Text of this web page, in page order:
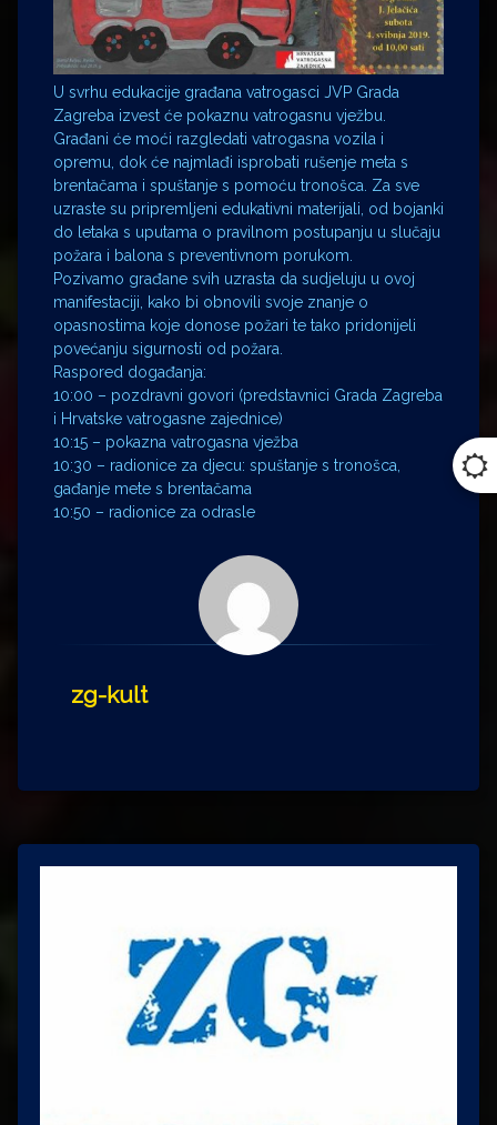
U svrhu edukacije građana vatrogasci JVP Grada
Zagreba izvest će pokaznu vatrogasnu vježbu.
Građani će moći razgledati vatrogasna vozila i
opremu, dok će najmlađi isprobati rušenje meta s
brentačama i spuštanje s pomoću tronošca. Za sve
uzraste su pripremljeni edukativni materijali, od bojanki
do letaka s uputama o pravilnom postupanju u slučaju
požara i balona s preventivnom porukom.
Pozivamo građane svih uzrasta da sudjeluju u ovoj
manifestaciji, kako bi obnovili svoje znanje o
opasnostima koje donose požari te tako pridonijeli
povećanju sigurnosti od požara.
Raspored događanja:
10:00 – pozdravni govori (predstavnici Grada Zagreba
i Hrvatske vatrogasne zajednice)
10:15 – pokazna vatrogasna vježba
10:30 – radionice za djecu: spuštanje s tronošca,
gađanje mete s brentačama
10:50 – radionice za odrasle
zg-kult